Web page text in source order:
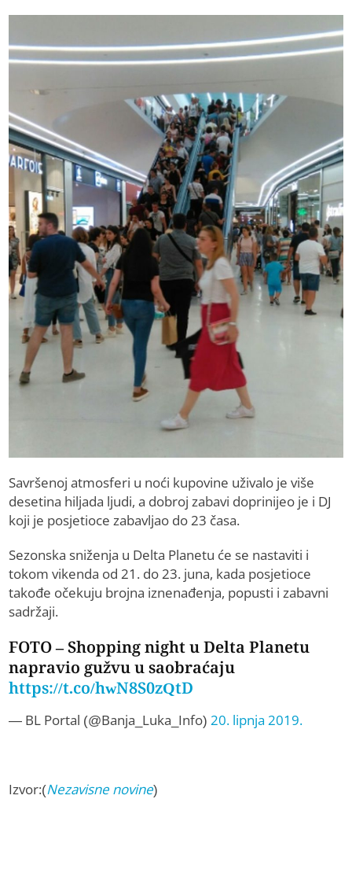
Savršenoj atmosferi u noći kupovine uživalo je više
desetina hiljada ljudi, a dobroj zabavi doprinijeo je i DJ
koji je posjetioce zabavljao do 23 časa.
Sezonska sniženja u Delta Planetu će se nastaviti i
tokom vikenda od 21. do 23. juna, kada posjetioce
takođe očekuju brojna iznenađenja, popusti i zabavni
sadržaji.
FOTO – Shopping night u Delta Planetu
napravio gužvu u saobraćaju
https://t.co/hwN8S0zQtD
— BL Portal (@Banja_Luka_Info)20. lipnja 2019.
Izvor:(Nezavisne novine)